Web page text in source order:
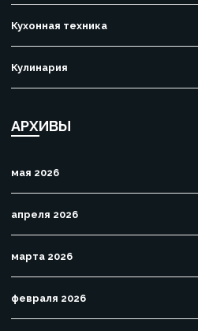
Кухонная техника
Кулинария
АРХИВЫ
мая 2026
апреля 2026
марта 2026
февраля 2026